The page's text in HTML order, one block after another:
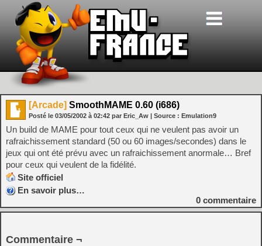
[Arcade] SmoothMAME 0.60 (i686)
Posté le 03/05/2002 à 02:42 par Eric_Aw | Source : Emulation9
Un build de MAME pour tout ceux qui ne veulent pas avoir un
rafraichissement standard (50 ou 60 images/secondes) dans le
jeux qui ont été prévu avec un rafraichissement anormale… Bref
pour ceux qui veulent de la fidélité.
Site officiel
En savoir plus…
0 commentaire
Commentaire ¬